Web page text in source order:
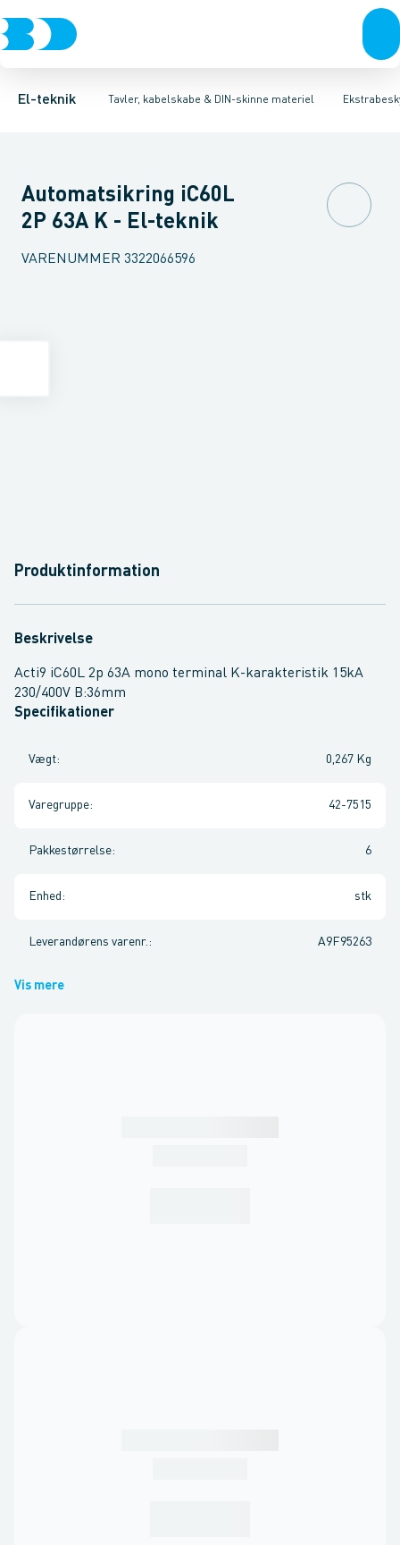
El-teknik Tavler, kabelskabe & DIN-skinne materiel
Afbrydere, stikkontakter & lampeudtagForgreningsmateriel
Tavler, kapsling og rackskabe Fordelings-/byggepladstavler
KombiafbryderFejlstrømsmodulNeozed D0 sikringselement
Automatsikring iC60L
2P 63A K - El-teknik
VARENUMMER 3322066596
Produktinformation
Beskrivelse
Acti9 iC60L 2p 63A mono terminal K-karakteristik 15kA
230/400V B:36mm
Specifikationer
Vægt: 0,267 Kg
Varegruppe: 42-7515
Pakkestørrelse: 6
Enhed : stk
Leverandørens varenr. : A9F95263
Vis mere